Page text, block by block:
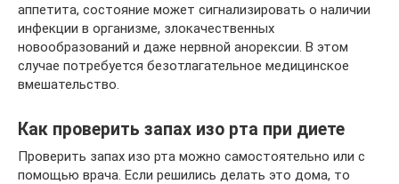
аппетита, состояние может сигнализировать о наличии
инфекции в организме, злокачественных
новообразований и даже нервной анорексии. В этом
случае потребуется безотлагательное медицинское
вмешательство.
Как проверить запах изо рта при диете
Проверить запах изо рта можно самостоятельно или с
помощью врача. Если решились делать это дома, то